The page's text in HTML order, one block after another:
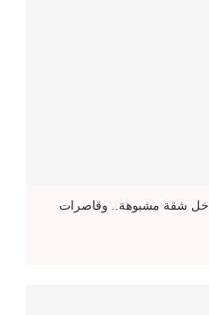
شقة مشبوهة.. وقاصرات